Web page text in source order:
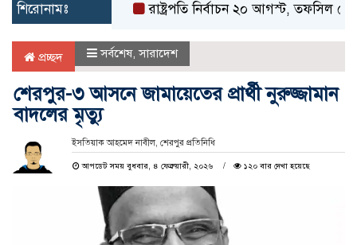
শিরোনামঃ রাষ্ট্রপতি নির্বাচন ২০ আগস্ট, তফসিল ঘোষণা
প্রচ্ছদ সর্বশেষ,সারাদেশ
শেরপুর-৩ আসনে জামায়েতের প্রার্থী নুরুজ্জামান
বাদলের মৃত্যু
ইসতিয়াক আহমেদ নাবীল, শেরপুর প্রতিনিধি
আপডেট সময় বুধবার, ৪ ফেব্রুয়ারী, ২০২৬ ১২০ বার দেখা হয়েছে